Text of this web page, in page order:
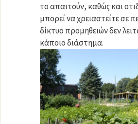
το απαιτούν, καθώς και
μπορεί να χρειαστείτε σε
δίκτυο προμηθειών δεν
κάποιο διάστημα.